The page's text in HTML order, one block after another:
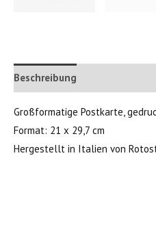
Beschreibung
Großformatige Postkarte,
Format: 21 x 29,7 cm
Hergestellt in Italien von